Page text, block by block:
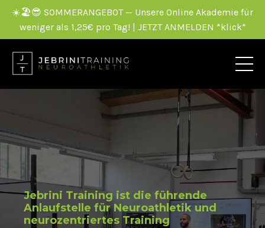
☀️🏖️😎 SOMMERANGEBOT — Unsere Online Akademie für
weniger als 1,25€ pro Tag! | JETZT ANMELDEN *klick*
Jebrini Training ist die führende
Anlaufstelle für Neuroathletik und
neurozentriertes Training